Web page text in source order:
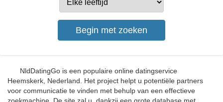
NldDatingGo is een populaire online datingservice
Heemskerk, Nederland. Het project helpt u potentiële partners
voor communicatie te vinden met behulp van een effectieve